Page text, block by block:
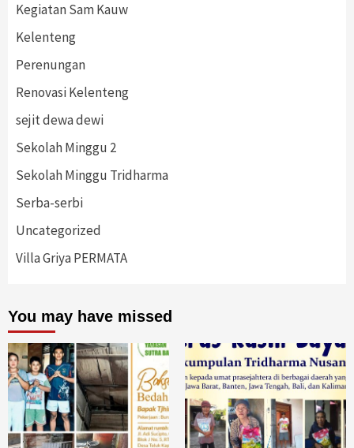
Kegiatan Sam Kauw
Kelenteng
Perenungan
Renovasi Kelenteng
sejit dewa dewi
Sekolah Minggu 2
Sekolah Minggu Tridharma
Serba-serbi
Uncategorized
Villa Griya PERMATA
You may have missed